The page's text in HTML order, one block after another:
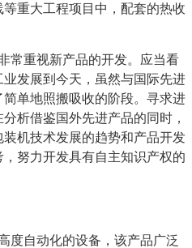
重大工程项目中，配套的热收
常重视新产品的开发。应当看
发展到今天，虽然与国际先进
单地照搬吸收的阶段。寻求进
析借鉴国外先进产品的同时，
机技术发展的趋势和产品开发
努力开发具有自主知识产权的
度自动化的设备，该产品广泛